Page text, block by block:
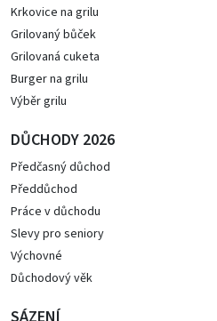
Krkovice na grilu
Grilovaný bůček
Grilovaná cuketa
Burger na grilu
Výběr grilu
DŮCHODY 2026
Předčasný důchod
Předdůchod
Práce v důchodu
Slevy pro seniory
Výchovné
Důchodový věk